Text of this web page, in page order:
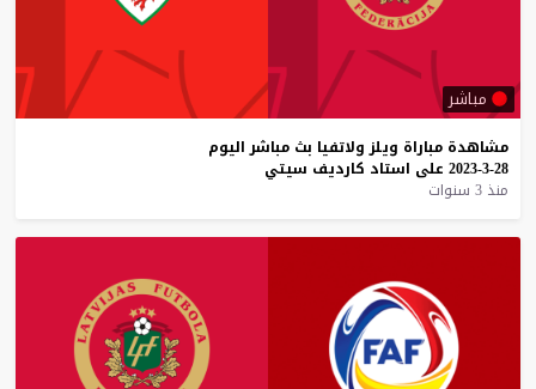
مباشر
مشاهدة مباراة ويلز ولاتفيا بث مباشر اليوم
28-3-2023
على استاد كارديف سيتي
منذ 3 سنوات